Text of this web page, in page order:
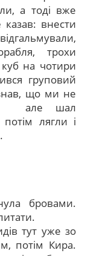
а тоді вже
внести
трохи
на чотири
груповий
що ми не
але шал
лягли і
бровами.
тут уже зо
потім Кира.